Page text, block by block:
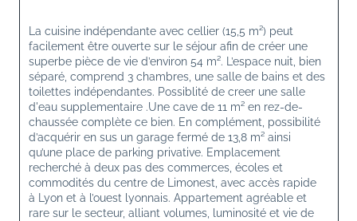
La cuisine indépendante avec cellier (15,5 m²) peut
facilement être ouverte sur le séjour afin de créer une
superbe pièce de vie d’environ 54 m². L’espace nuit, bien
séparé, comprend 3 chambres, une salle de bains et des
toilettes indépendantes. Possiblité de creer une salle
d'eau supplementaire .Une cave de 11 m² en rez-de-
chaussée complète ce bien. En complément, possibilité
d’acquérir en sus un garage fermé de 13,8 m² ainsi
qu’une place de parking privative. Emplacement
recherché à deux pas des commerces, écoles et
commodités du centre de Limonest, avec accès rapide
à Lyon et à l’ouest lyonnais. Appartement agréable et
rare sur le secteur, alliant volumes, luminosité et vie de